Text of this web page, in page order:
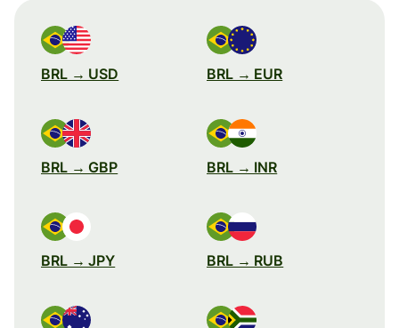
BRL → USD BRL → EUR
BRL → GBP BRL → INR
BRL → JPY BRL → RUB